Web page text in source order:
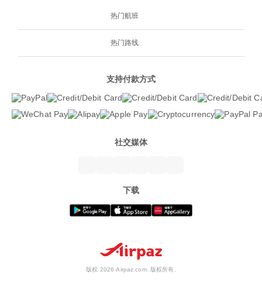
热门航班
热门路线
支持付款方式
社交媒体
下载
版权 2026 Airpaz.com. 版权所有.